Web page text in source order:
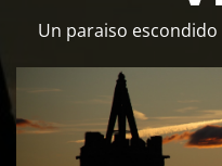
Un paraiso